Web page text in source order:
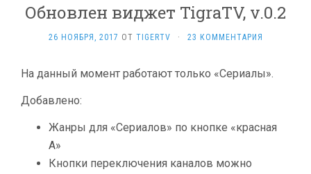
Обновлен виджет TigraTV, v.0.2
26 НОЯБРЯ, 2017 ОТ TIGERTV · 23 КОММЕНТАРИЯ
На данный момент работают только «Сериалы».
Добавлено:
Жанры для «Сериалов» по кнопке «красная
A»
Кнопки переключения каналов можно